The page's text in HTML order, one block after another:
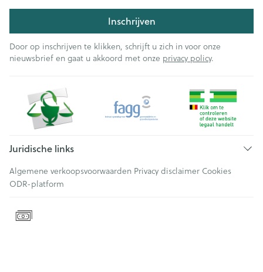
Inschrijven
Door op inschrijven te klikken, schrijft u zich in voor onze
nieuwsbrief en gaat u akkoord met onze privacy policy.
Juridische links
Algemene verkoopsvoorwaarden Privacy disclaimer Cookies
ODR-platform